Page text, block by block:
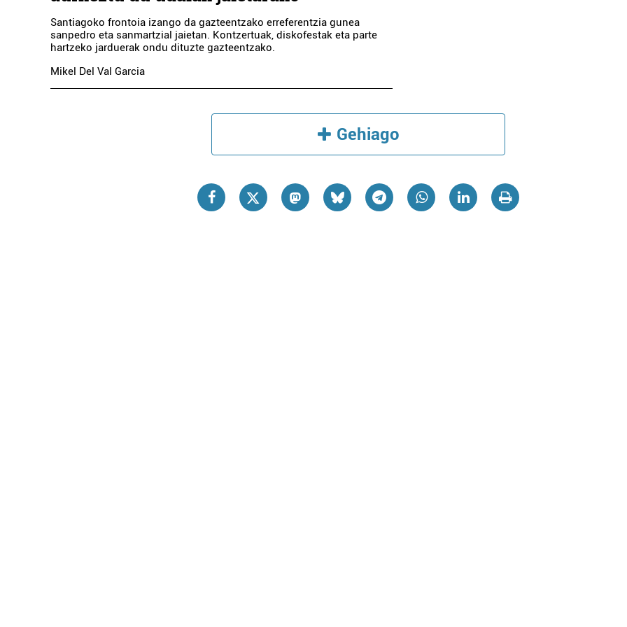
Santiagoko frontoia izango da gazteentzako erreferentzia gunea
sanpedro eta sanmartzial jaietan. Kontzertuak, diskofestak eta parte
hartzeko jarduerak ondu dituzte gazteentzako.
Mikel Del Val Garcia
Gehiago